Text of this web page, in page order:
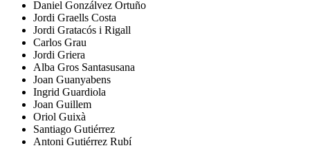
Daniel Gonzálvez Ortuño
Jordi Graells Costa
Jordi Gratacós i Rigall
Carlos Grau
Jordi Griera
Alba Gros Santasusana
Joan Guanyabens
Ingrid Guardiola
Joan Guillem
Oriol Guixà
Santiago Gutiérrez
Antoni Gutiérrez Rubí